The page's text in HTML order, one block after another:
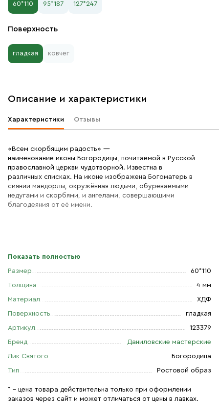
60*110 95*187 127*247
Поверхность
гладкая ковчег
Описание и характеристики
Характеристики Отзывы
«Всем скорбящим радость» —
наименование иконы Богородицы, почитаемой в Русской
православной церкви чудотворной. Известна в
различных списках. На иконе изображена Богоматерь в
сиянии мандорлы, окружённая людьми, обуреваемыми
недугами и скорбями, и ангелами, совершающими
благодеяния от её имени.
Показать полностью
Размер 60*110
Толщина 4 мм
Материал ХДФ
Поверхность гладкая
Артикул 123379
Бренд Даниловские мастерские
Лик Святого Богородица
Тип Ростовой образ
* – цена товара действительна только при оформлении
заказов через сайт и может отличаться от цены в лавках.